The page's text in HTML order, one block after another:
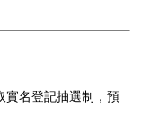
實名登記抽選制，預